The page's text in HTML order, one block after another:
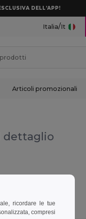
DELL’APP!
Italia/It
Articoli promozionali
dettaglio
ricordare le tue
compresi